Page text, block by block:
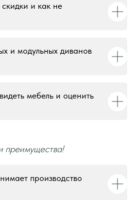
и как не
и модульных диванов
мебель и оценить
производство
макеты и иные
авторского
со ст. 1259 и 1301 ГК